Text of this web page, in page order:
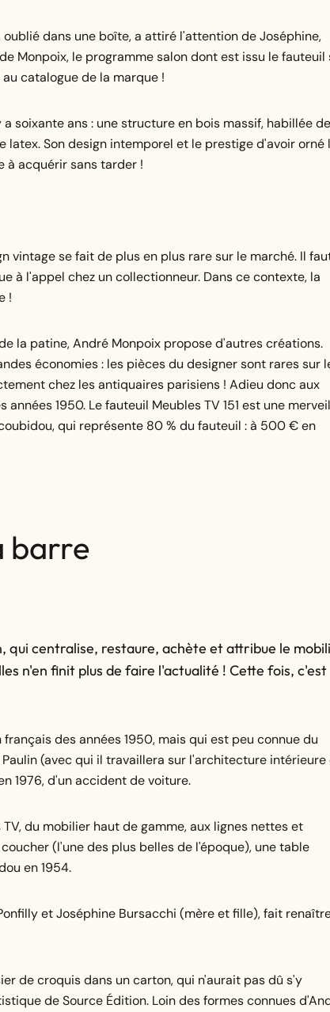
dans une boîte, a attiré l'attention de Joséphine,
Monpoix, le programme salon dont est issu le fauteuil
catalogue de la marque !
soixante ans : une structure en bois massif, habillée de
latex. Son design intemporel et le prestige d'avoir orné
à acquérir sans tarder !
vintage se fait de plus en plus rare sur le marché. Il
à l'appel chez un collectionneur. Dans ce contexte, la
!
la patine, André Monpoix propose d'autres créations.
économies : les pièces du designer sont rares sur
chez les antiquaires parisiens ! Adieu donc aux
1950. Le fauteuil Meubles TV 151 est une
qui représente 80 % du fauteuil : à 500 € en
barre
qui centralise, restaure, achète et attribue le
n'en finit plus de faire l'actualité ! Cette fois, c'est
des années 1950, mais qui est peu connue du
(avec qui il travaillera sur l'architecture intérieure
1976, d'un accident de voiture.
du mobilier haut de gamme, aux lignes nettes et
(l'une des plus belles de l'époque), une table
en 1954.
et Joséphine Bursacchi (mère et fille), fait
de croquis dans un carton, qui n'aurait pas dû s'y
de Source Édition. Loin des formes connues